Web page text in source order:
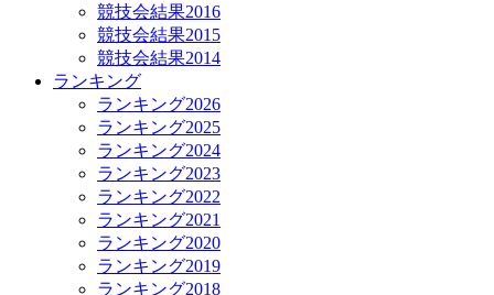
競技会結果2016
競技会結果2015
競技会結果2014
ランキング
ランキング2026
ランキング2025
ランキング2024
ランキング2023
ランキング2022
ランキング2021
ランキング2020
ランキング2019
ランキング2018